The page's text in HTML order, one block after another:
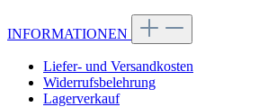
INFORMATIONEN
Liefer- und Versandkosten
Widerrufsbelehrung
Lagerverkauf